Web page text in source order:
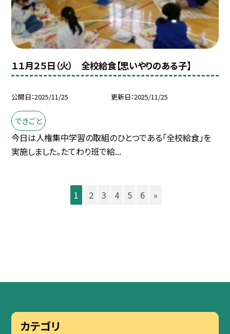
１１月２５日（火） 全校給食【思いやりのある子】
公開日 2025/11/25 更新日 2025/11/25
できごと
今日は人権集中学習の取組のひとつである「全校給食」を
実施しました。たてわり班で給...
1 2 3 4 5 6 »
カテゴリ